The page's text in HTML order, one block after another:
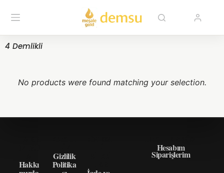
4 Demlikli
No products were found matching your selection.
Hakkı
Gizlilik
Politika
Hesabım
Siparişlerim